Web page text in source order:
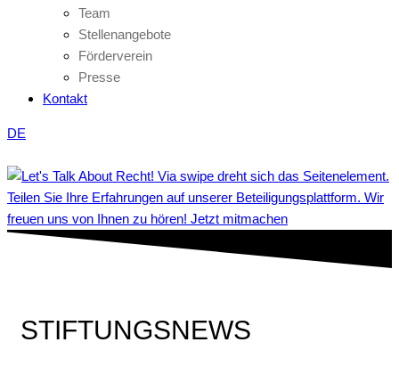
Team
Stellenangebote
Förderverein
Presse
Kontakt
DE
Teilen Sie Ihre Erfahrungen auf unserer Beteiligungsplattform. Wir
freuen uns von Ihnen zu hören! Jetzt mitmachen
STIFTUNGSNEWS